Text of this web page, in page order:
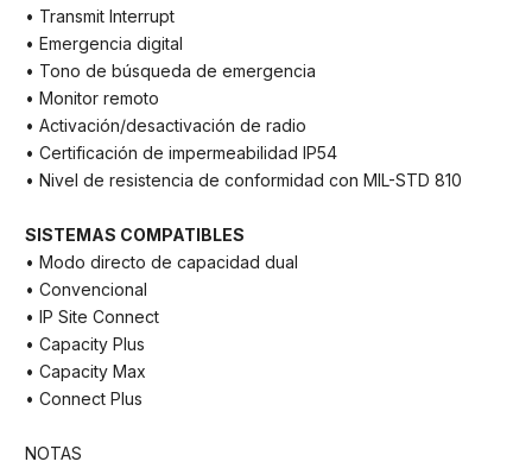
• Transmit Interrupt
• Emergencia digital
• Tono de búsqueda de emergencia
• Monitor remoto
• Activación/desactivación de radio
• Certificación de impermeabilidad IP54
• Nivel de resistencia de conformidad con MIL-STD 810
SISTEMAS COMPATIBLES
• Modo directo de capacidad dual
• Convencional
• IP Site Connect
• Capacity Plus
• Capacity Max
• Connect Plus
NOTAS